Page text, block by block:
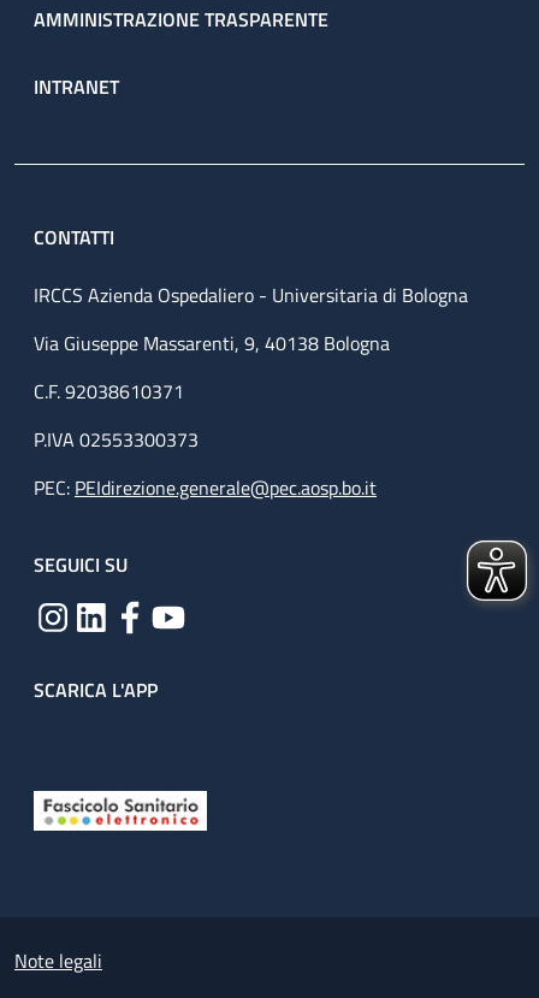
AMMINISTRAZIONE TRASPARENTE
INTRANET
CONTATTI
IRCCS Azienda Ospedaliero - Universitaria di Bologna
Via Giuseppe Massarenti, 9, 40138 Bologna
C.F. 92038610371
P.IVA 02553300373
PEC: PEIdirezione.generale@pec.aosp.bo.it
SEGUICI SU
SCARICA L'APP
Small prints
Note legali